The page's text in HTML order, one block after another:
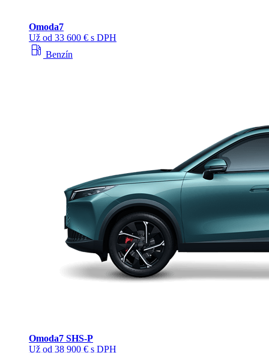
Omoda7
Už od 33 600 € s DPH
local_gas_station Benzín
Omoda7 SHS-P
Už od 38 900 € s DPH